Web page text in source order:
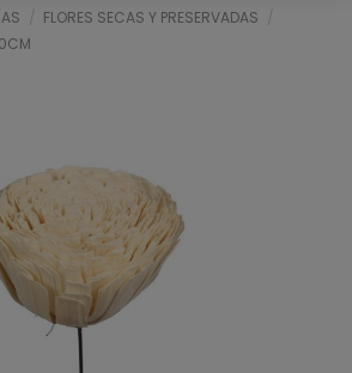
FLORES SECAS Y PRESERVADAS